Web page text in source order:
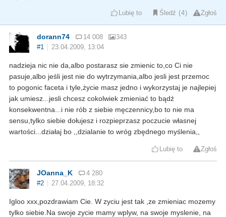
Lubię to Śledź 4 Zgłoś
dorann74 14 008
343
#1
23.04.2009, 13:04
nadzieja nic nie da,albo postarasz sie zmienic to,co Ci nie
pasuje,albo jeśli jest nie do wytrzymania,albo jesli jest przemoc
to pogonic faceta i tyle,życie masz jedno i wykorzystaj je najlepiej
jak umiesz...jesli chcesz cokolwiek zmieniać to bądź
konsekwentna...i nie rób z siebie męczennicy,bo to nie ma
sensu,tylko siebie dołujesz i rozpieprzasz poczucie własnej
wartości...działaj bo ,,dzialanie to wróg zbędnego myślenia,,
Lubię to Zgłoś
JOanna_K
4 280
#2
27.04.2009, 18:32
Igloo xxx,pozdrawiam Cie. W zyciu jest tak ,ze zmieniac mozemy
tylko siebie.Na swoje zycie mamy wplyw, na swoje myslenie, na